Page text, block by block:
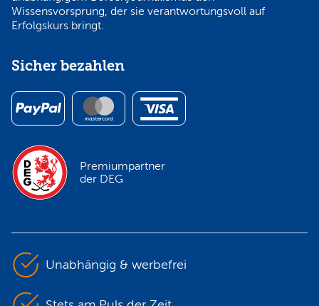
Wissensvorsprung, der sie verantwortungsvoll auf
Erfolgskurs bringt.
Sicher bezahlen
Premiumpartner
der DEG
Unabhängig & werbefrei